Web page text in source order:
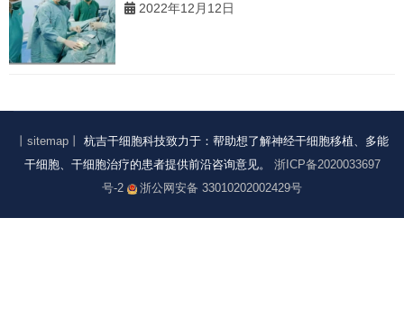
2022年12月12日
丨sitemap丨
杭吉干细胞科技致力于：帮助想了解神经干细胞移植、多能
干细胞、干细胞治疗的患者提供前沿咨询意见。 浙ICP备2020033697
号-2
浙公网安备 33010202002429号